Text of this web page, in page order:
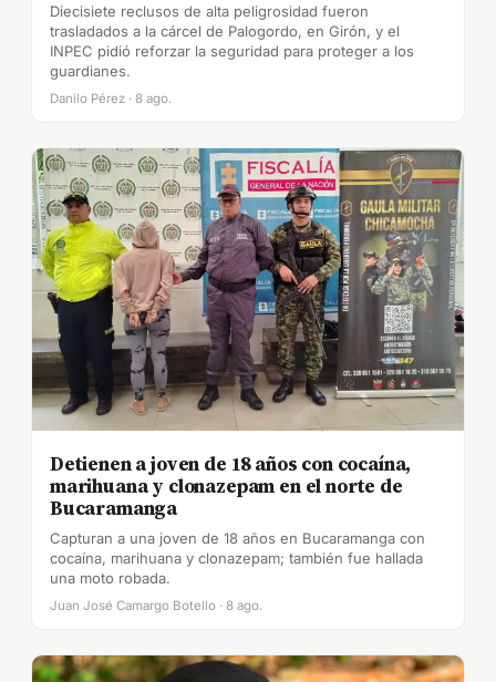
Diecisiete reclusos de alta peligrosidad fueron
trasladados a la cárcel de Palogordo, en Girón, y el
INPEC pidió reforzar la seguridad para proteger a los
guardianes.
Danilo Pérez · 8 ago.
Detienen a joven de 18 años con cocaína,
marihuana y clonazepam en el norte de
Bucaramanga
Capturan a una joven de 18 años en Bucaramanga con
cocaína, marihuana y clonazepam; también fue hallada
una moto robada.
Juan José Camargo Botello · 8 ago.